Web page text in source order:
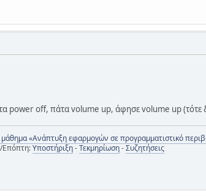
power off, πάτα volume up, άφησε volume up (τότε
«Ανάπτυξη εφαρμογών σε προγραμματιστικό
Επόπτη:Υποστήριξη-Τεκμηρίωση-Συζητήσεις